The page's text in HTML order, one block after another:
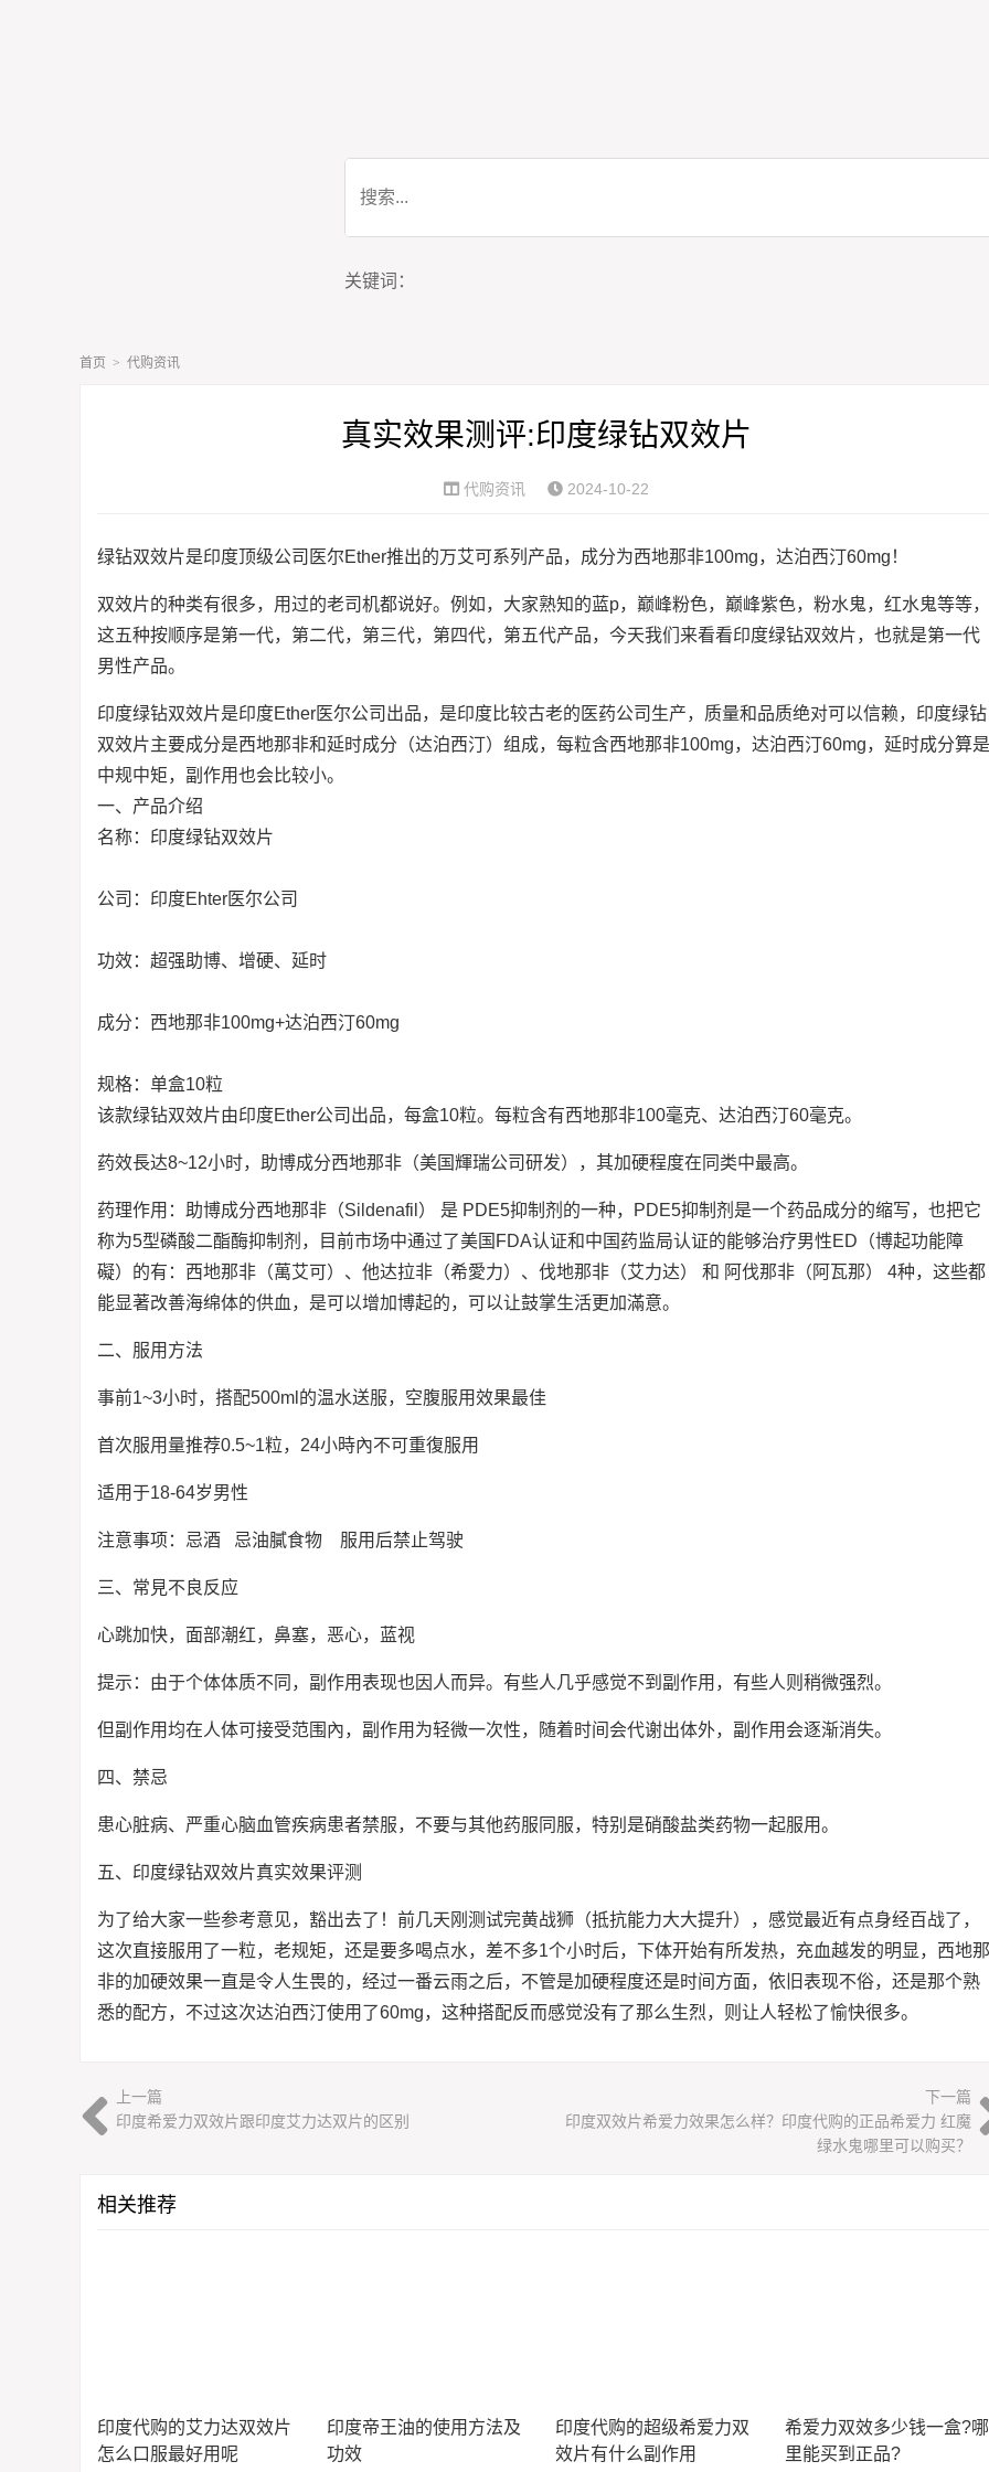
关键词：
首页 > 代购资讯
真实效果测评:印度绿钻双效片
代购资讯 2024-10-22
绿钻双效片是印度顶级公司医尔Ether推出的万艾可系列产品，成分为西地那非100mg，达泊西汀60mg！
双效片的种类有很多，用过的老司机都说好。例如，大家熟知的蓝p，巅峰粉色，巅峰紫色，粉水鬼，红水鬼等等，
这五种按顺序是第一代，第二代，第三代，第四代，第五代产品，今天我们来看看印度绿钻双效片，也就是第一代
男性产品。
印度绿钻双效片是印度Ether医尔公司出品，是印度比较古老的医药公司生产，质量和品质绝对可以信赖，印度绿钻
双效片主要成分是西地那非和延时成分（达泊西汀）组成，每粒含西地那非100mg，达泊西汀60mg，延时成分算是
中规中矩，副作用也会比较小。
一、产品介绍
名称：印度绿钻双效片
公司：印度Ehter医尔公司
功效：超强助博、增硬、延时
成分：西地那非100mg+达泊西汀60mg
规格：单盒10粒
该款绿钻双效片由印度Ether公司出品，每盒10粒。每粒含有西地那非100毫克、达泊西汀60毫克。
药效長达8~12小时，助博成分西地那非（美国輝瑞公司研发），其加硬程度在同类中最高。
药理作用：助博成分西地那非（Sildenafil） 是 PDE5抑制剂的一种，PDE5抑制剂是一个药品成分的缩写，也把它
称为5型磷酸二酯酶抑制剂，目前市场中通过了美国FDA认证和中国药监局认证的能够治疗男性ED（博起功能障
礙）的有：西地那非（萬艾可）、他达拉非（希愛力）、伐地那非（艾力达） 和 阿伐那非（阿瓦那） 4种，这些都
能显著改善海绵体的供血，是可以增加博起的，可以让鼓掌生活更加滿意。
二、服用方法
事前1~3小时，搭配500ml的温水送服，空腹服用效果最佳
首次服用量推荐0.5~1粒，24小時內不可重復服用
适用于18-64岁男性
注意事项：忌酒 忌油膩食物 服用后禁止驾驶
三、常見不良反应
心跳加快，面部潮红，鼻塞，恶心，蓝视
提示：由于个体体质不同，副作用表现也因人而异。有些人几乎感觉不到副作用，有些人则稍微强烈。
但副作用均在人体可接受范围內，副作用为轻微一次性，随着时间会代谢出体外，副作用会逐渐消失。
四、禁忌
患心脏病、严重心脑血管疾病患者禁服，不要与其他药服同服，特别是硝酸盐类药物一起服用。
五、印度绿钻双效片真实效果评测
为了给大家一些参考意见，豁出去了！前几天刚测试完黄战狮（抵抗能力大大提升），感觉最近有点身经百战了，
这次直接服用了一粒，老规矩，还是要多喝点水，差不多1个小时后，下体开始有所发热，充血越发的明显，西地那
非的加硬效果一直是令人生畏的，经过一番云雨之后，不管是加硬程度还是时间方面，依旧表现不俗，还是那个熟
悉的配方，不过这次达泊西汀使用了60mg，这种搭配反而感觉没有了那么生烈，则让人轻松了愉快很多。
上一篇
印度希爱力双效片跟印度艾力达双片的区别
下一篇
印度双效片希爱力效果怎么样？印度代购的正品希爱力 红魔
绿水鬼哪里可以购买？
相关推荐
印度代购的艾力达双效片
怎么口服最好用呢
印度帝王油的使用方法及
功效
印度代购的超级希爱力双
效片有什么副作用
希爱力双效多少钱一盒?哪
里能买到正品?